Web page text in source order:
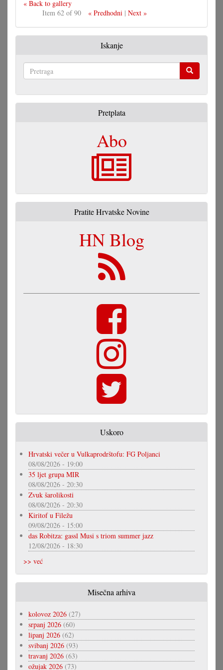
« Back to gallery
Item 62 of 90
« Predhodni| Next »
Iskanje
Pretplata
Abo
Pratite Hrvatske Novine
HN Blog
Uskoro
Hrvatski večer u Vulkaprodrštofu: FG Poljanci
08/08/2026 - 19:00
35 ljet grupa MIR
08/08/2026 - 20:30
Zvuk šarolikosti
08/08/2026 - 20:30
Kiritof u Filežu
09/08/2026 - 15:00
das Robitza: gassl Musi s triom summer jazz
12/08/2026 - 18:30
>> već
Misečna arhiva
kolovoz 2026 (27)
srpanj 2026 (60)
lipanj 2026 (62)
svibanj 2026 (93)
travanj 2026 (63)
ožujak 2026 (73)